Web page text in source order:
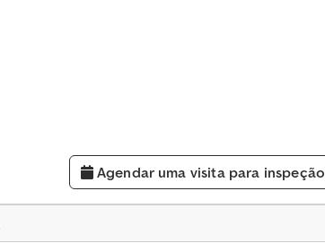
Agendar uma visita para inspeção